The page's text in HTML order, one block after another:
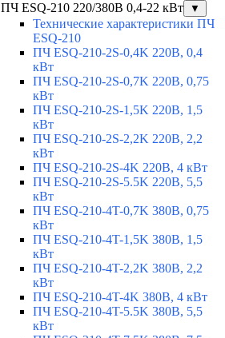
ПЧ ESQ-210 220/380В 0,4-22 кВт ▼
Технические характеристики ПЧ
ESQ-210
ПЧ ESQ-210-2S-0,4K 220В, 0,4
кВт
ПЧ ESQ-210-2S-0,7K 220В, 0,75
кВт
ПЧ ESQ-210-2S-1,5K 220В, 1,5
кВт
ПЧ ESQ-210-2S-2,2K 220В, 2,2
кВт
ПЧ ESQ-210-2S-4K 220В, 4 кВт
ПЧ ESQ-210-2S-5.5K 220В, 5,5
кВт
ПЧ ESQ-210-4T-0,7K 380В, 0,75
кВт
ПЧ ESQ-210-4T-1,5K 380В, 1,5
кВт
ПЧ ESQ-210-4T-2,2K 380В, 2,2
кВт
ПЧ ESQ-210-4T-4K 380В, 4 кВт
ПЧ ESQ-210-4T-5.5K 380В, 5,5
кВт